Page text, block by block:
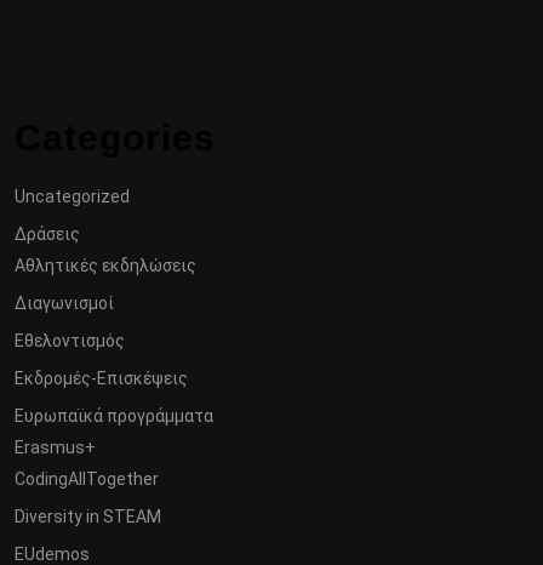
Uncategorized
Δράσεις
Αθλητικές εκδηλώσεις
Διαγωνισμοί
Εθελοντισμός
Εκδρομές-Επισκέψεις
Ευρωπαϊκά προγράμματα
Erasmus+
CodingAllTogether
Diversity in STEAM
EUdemos